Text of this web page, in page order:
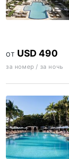
ОТ USD 490
за номер / за ночь